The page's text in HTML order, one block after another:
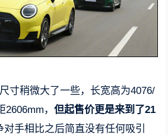
寸稍微大了一些，长宽高为4076/
2606mm，但起售价更是来到了21
对手相比之后简直没有任何吸引